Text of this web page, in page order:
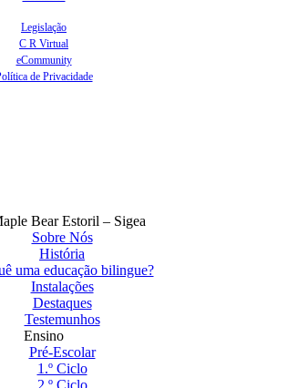
Legislação
C R Virtual
eCommunity
de Privacidade
Bear Estoril – Sigea
Sobre Nós
História
uma educação bilingue?
Instalações
Destaques
Testemunhos
Ensino
Pré-Escolar
1.º Ciclo
2.º Ciclo